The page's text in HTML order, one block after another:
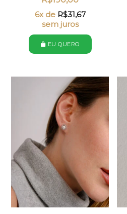
6x de R$31,67
sem juros
EU QUERO